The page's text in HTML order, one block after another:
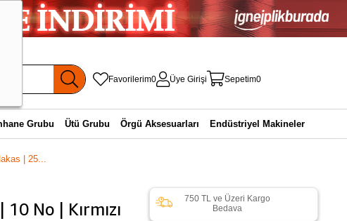
Favorilerim0 Üye Girişi Sepetim0
Grubu Ütü Grubu Örgü Aksesuarları Endüstriyel Makineler
| 25...
10 No | Kırmızı
750 TL ve Üzeri Kargo
Bedava